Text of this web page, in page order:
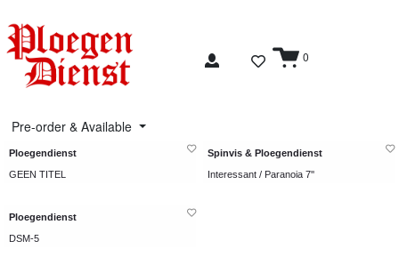
0
Pre-order & Available
Ploegendienst
GEEN TITEL
Spinvis & Ploegendienst
Interessant / Paranoia 7''
Ploegendienst
DSM-5